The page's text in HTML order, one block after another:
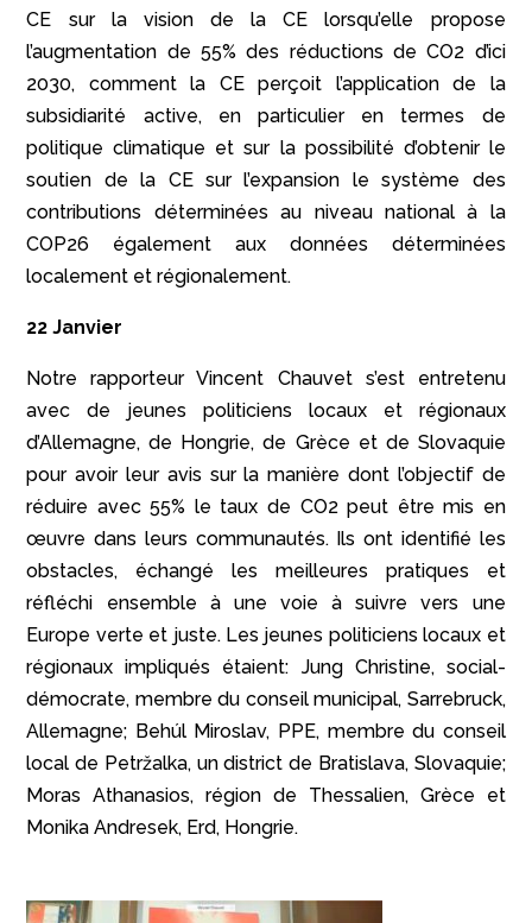
CE sur la vision de la CE lorsqu’elle propose
l’augmentation de 55% des réductions de CO2 d’ici
2030, comment la CE perçoit l’application de la
subsidiarité active, en particulier en termes de
politique climatique et sur la possibilité d’obtenir le
soutien de la CE sur l’expansion le système des
contributions déterminées au niveau national à la
COP26 également aux données déterminées
localement et régionalement.
22 Janvier
Notre rapporteur Vincent Chauvet s’est entretenu
avec de jeunes politiciens locaux et régionaux
d’Allemagne, de Hongrie, de Grèce et de Slovaquie
pour avoir leur avis sur la manière dont l’objectif de
réduire avec 55% le taux de CO2 peut être mis en
œuvre dans leurs communautés. Ils ont identifié les
obstacles, échangé les meilleures pratiques et
réfléchi ensemble à une voie à suivre vers une
Europe verte et juste. Les jeunes politiciens locaux et
régionaux impliqués étaient: Jung Christine, social-
démocrate, membre du conseil municipal, Sarrebruck,
Allemagne; Behúl Miroslav, PPE, membre du conseil
local de Petržalka, un district de Bratislava, Slovaquie;
Moras Athanasios, région de Thessalien, Grèce et
Monika Andresek, Erd, Hongrie.